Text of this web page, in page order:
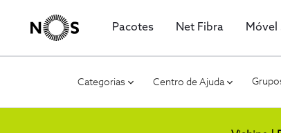
Pacotes Net Fibra Móvel
Categorias Centro de Ajuda